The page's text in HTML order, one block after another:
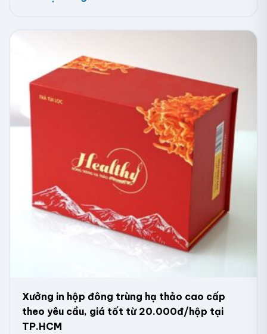
Xưởng in hộp đông trùng hạ thảo cao cấp
theo yêu cầu, giá tốt từ 20.000đ/hộp tại
TP.HCM